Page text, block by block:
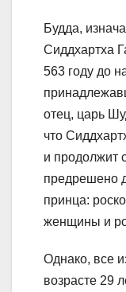
Будда,
Сиддхартха
563 году до
отец, царь
что
и продолжит
предрешено
принца:
женщины и
Однако, все
возрасте 29